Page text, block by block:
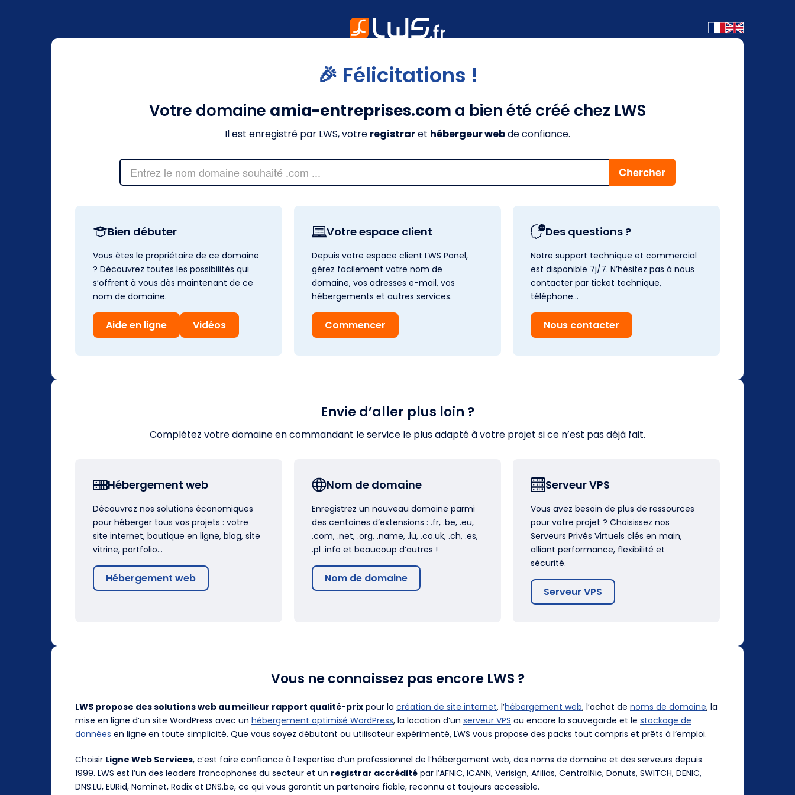
🎉 Félicitations !
Votre domaine amia-entreprises.com a bien été créé chez LWS
Il est enregistré par LWS, votre registraret hébergeur webde confiance.
Bien débuter
Vous êtes le propriétaire de ce domaine
? Découvrez toutes les possibilités qui
s’offrent à vous dès maintenant de ce
nom de domaine.
Aide en ligne Vidéos
Votre espace client
Depuis votre espace client LWS Panel,
gérez facilement votre nom de
domaine, vos adresses e-mail, vos
hébergements et autres services.
Commencer
Des questions ?
Notre support technique et commercial
est disponible 7j/7. N’hésitez pas à nous
contacter par ticket technique,
téléphone…
Nous contacter
Envie d’aller plus loin ?
Complétez votre domaine en commandant le service le plus adapté à votre projet si ce n’est pas déjà fait.
Hébergement web
Découvrez nos solutions économiques
pour héberger tous vos projets : votre
site internet, boutique en ligne, blog, site
vitrine, portfolio…
Hébergement web
Nom de domaine
Enregistrez un nouveau domaine parmi
des centaines d’extensions : .fr, .be, .eu,
.com, .net, .org, .name, .lu, .co.uk, .ch, .es,
.pl .info et beaucoup d’autres !
Nom de domaine
Serveur VPS
Vous avez besoin de plus de ressources
pour votre projet ? Choisissez nos
Serveurs Privés Virtuels clés en main,
alliant performance, flexibilité et
sécurité.
Serveur VPS
Vous ne connaissez pas encore LWS ?
LWS propose des solutions web au meilleur rapport qualité-prix pour la création de site internet, l’hébergement web, l’achat de noms de domaine, la
mise en ligne d’un site WordPress avec un hébergement optimisé WordPress, la location d’un serveur VPS ou encore la sauvegarde et le stockage de
données en ligne en toute simplicité. Que vous soyez débutant ou utilisateur expérimenté, LWS vous propose des packs tout compris et prêts à l’emploi.
Choisir Ligne Web Services, c’est faire confiance à l’expertise d’un professionnel de l’hébergement web, des noms de domaine et des serveurs depuis
1999. LWS est l’un des leaders francophones du secteur et un registrar accrédité par l’AFNIC, ICANN, Verisign, Afilias, CentralNic, Donuts, SWITCH, DENIC,
DNS.LU, EURid, Nominet, Radix et DNS.be, ce qui vous garantit un partenaire fiable, reconnu et toujours accessible.